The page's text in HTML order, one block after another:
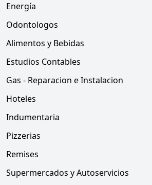
Energía
Odontologos
Alimentos y Bebidas
Estudios Contables
Gas - Reparacion e Instalacion
Hoteles
Indumentaria
Pizzerias
Remises
Supermercados y Autoservicios